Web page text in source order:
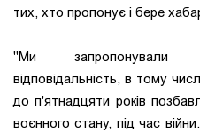
тих, хто пропонує і бере
"Ми запропонували
відповідальність, в тому
до п'ятнадцяти років
воєнного стану, під час